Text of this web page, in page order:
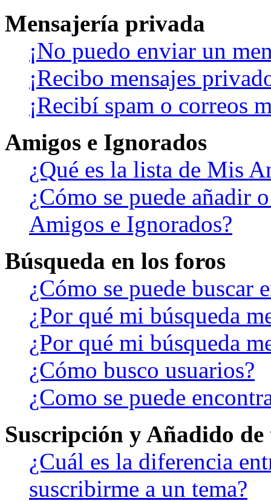
Mensajería privada
¡No puedo enviar un
¡Recibo mensajes
¡Recibí spam o correos
Amigos e Ignorados
¿Qué es la lista de Mis
¿Cómo se puede añadir
Amigos e Ignorados?
Búsqueda en los foros
¿Cómo se puede buscar
¿Por qué mi búsqueda
¿Por qué mi búsqueda
¿Cómo busco usuarios?
¿Como se puede
Suscripción y Añadido
¿Cuál es la diferencia
suscribirme a un tema?